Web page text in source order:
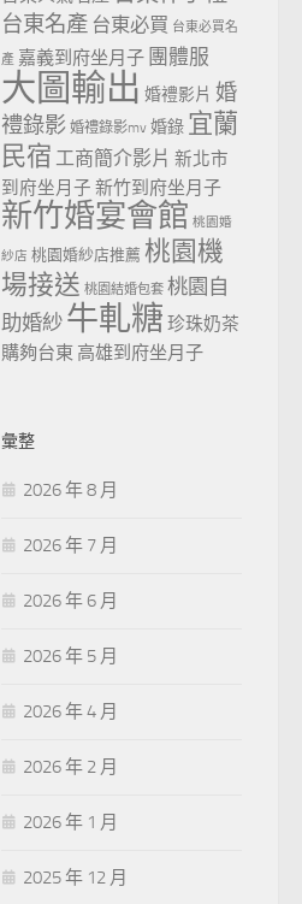
台東名產 台東必買 台東必買名
產 嘉義到府坐月子 團體服
大圖輸出 婚禮影片 婚
禮錄影 婚禮錄影mv 婚錄 宜蘭
民宿 工商簡介影片 新北市
到府坐月子 新竹到府坐月子
新竹婚宴會館 桃園婚
紗店 桃園婚紗店推薦 桃園機
場接送 桃園結婚包套 桃園自
助婚紗 牛軋糖 珍珠奶茶
購夠台東 高雄到府坐月子
彙整
2026 年 8 月
2026 年 7 月
2026 年 6 月
2026 年 5 月
2026 年 4 月
2026 年 2 月
2026 年 1 月
2025 年 12 月